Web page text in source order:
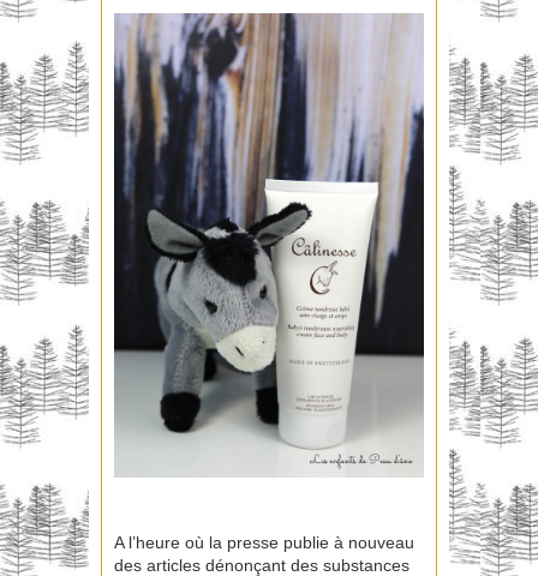
A l’heure où la presse publie à nouveau
des articles dénonçant des substances